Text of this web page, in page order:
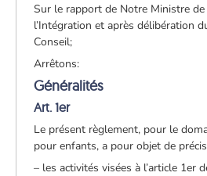
Sur le rapport de Notre Ministre
l’Intégration et après délibération
Conseil;
Arrêtons:
Généralités
Art. 1er
Le présent règlement, pour le
pour enfants, a pour objet de
– les activités visées à l’article 1er